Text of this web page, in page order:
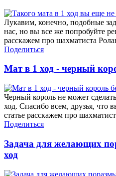
Лукавим, конечно, подобные
нас, но вы все же попробуйте
расскажем про шахматиста
Поделиться
Мат в 1 ход - черный
Черный король не может
ход. Спасибо всем, друзья, что
статье расскажем про
Поделиться
Задача для желающих
ход